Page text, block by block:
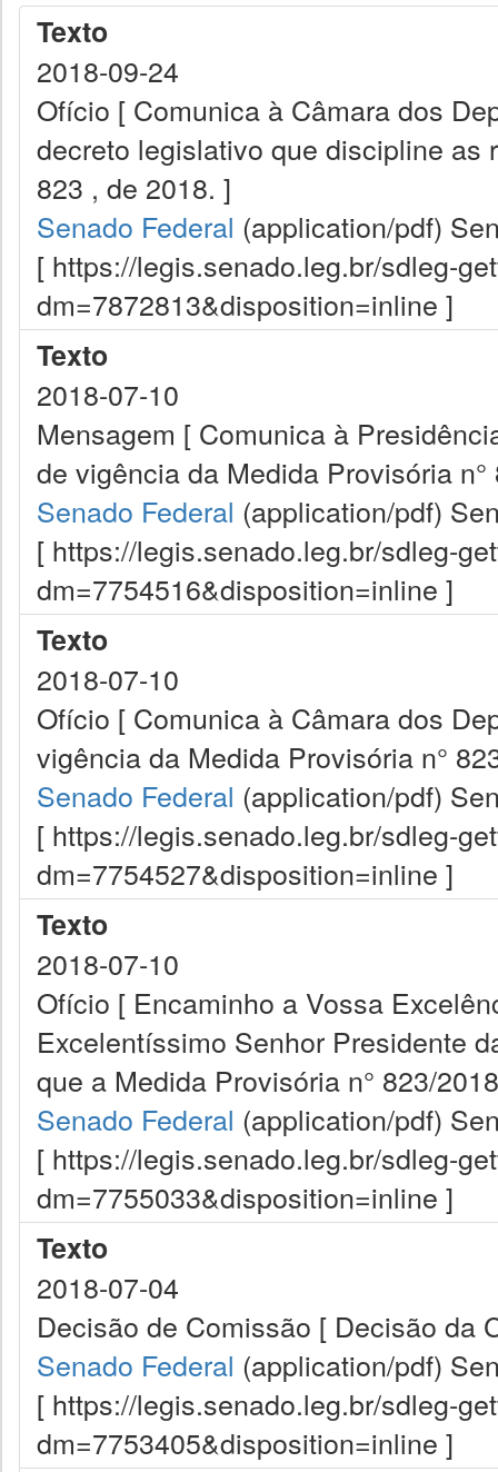
Texto
2018-09-24
Ofício [ Comunica à Câmara dos
decreto legislativo que discipline as
823 , de 2018. ]
Senado Federal (application/pdf)
[ https://legis.senado.leg.br/sdleg-
dm=7872813&disposition=inline ]
Texto
2018-07-10
Mensagem [ Comunica à
de vigência da Medida Provisória n°
Senado Federal (application/pdf)
[ https://legis.senado.leg.br/sdleg-
dm=7754516&disposition=inline ]
Texto
2018-07-10
Ofício [ Comunica à Câmara dos
vigência da Medida Provisória n°
Senado Federal (application/pdf)
[ https://legis.senado.leg.br/sdleg-
dm=7754527&disposition=inline ]
Texto
2018-07-10
Ofício [ Encaminho a Vossa
Excelentíssimo Senhor Presidente
que a Medida Provisória n° 823/
Senado Federal (application/pdf)
[ https://legis.senado.leg.br/sdleg-
dm=7755033&disposition=inline ]
Texto
2018-07-04
Decisão de Comissão [ Decisão da
Senado Federal (application/pdf)
[ https://legis.senado.leg.br/sdleg-
dm=7753405&disposition=inline ]